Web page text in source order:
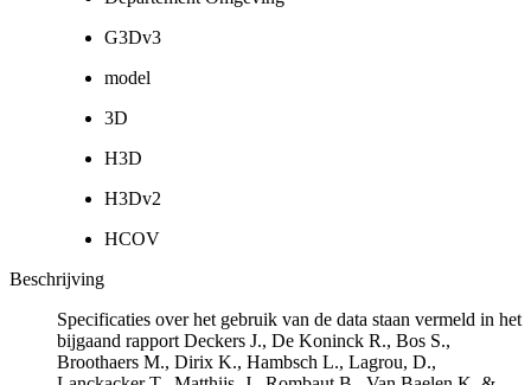
G3Dv3
model
3D
H3D
H3Dv2
HCOV
Beschrijving
Specificaties over het gebruik van de data staan vermeld in het
bijgaand rapport Deckers J., De Koninck R., Bos S.,
Broothaers M., Dirix K., Hambsch L., Lagrou, D.,